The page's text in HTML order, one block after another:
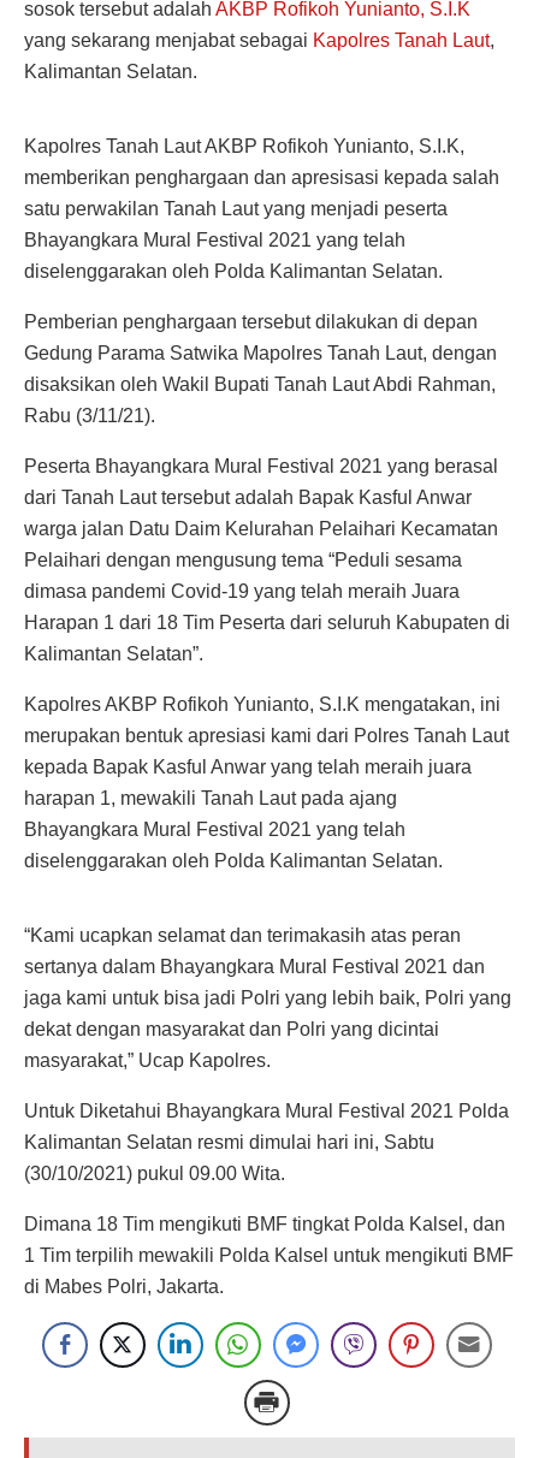
sosok tersebut adalah AKBP Rofikoh Yunianto, S.I.K
yang sekarang menjabat sebagai Kapolres Tanah Laut,
Kalimantan Selatan.
Kapolres Tanah Laut AKBP Rofikoh Yunianto, S.I.K,
memberikan penghargaan dan apresisasi kepada salah
satu perwakilan Tanah Laut yang menjadi peserta
Bhayangkara Mural Festival 2021 yang telah
diselenggarakan oleh Polda Kalimantan Selatan.
Pemberian penghargaan tersebut dilakukan di depan
Gedung Parama Satwika Mapolres Tanah Laut, dengan
disaksikan oleh Wakil Bupati Tanah Laut Abdi Rahman,
Rabu (3/11/21).
Peserta Bhayangkara Mural Festival 2021 yang berasal
dari Tanah Laut tersebut adalah Bapak Kasful Anwar
warga jalan Datu Daim Kelurahan Pelaihari Kecamatan
Pelaihari dengan mengusung tema “Peduli sesama
dimasa pandemi Covid-19 yang telah meraih Juara
Harapan 1 dari 18 Tim Peserta dari seluruh Kabupaten di
Kalimantan Selatan”.
Kapolres AKBP Rofikoh Yunianto, S.I.K mengatakan, ini
merupakan bentuk apresiasi kami dari Polres Tanah Laut
kepada Bapak Kasful Anwar yang telah meraih juara
harapan 1, mewakili Tanah Laut pada ajang
Bhayangkara Mural Festival 2021 yang telah
diselenggarakan oleh Polda Kalimantan Selatan.
“Kami ucapkan selamat dan terimakasih atas peran
sertanya dalam Bhayangkara Mural Festival 2021 dan
jaga kami untuk bisa jadi Polri yang lebih baik, Polri yang
dekat dengan masyarakat dan Polri yang dicintai
masyarakat,” Ucap Kapolres.
Untuk Diketahui Bhayangkara Mural Festival 2021 Polda
Kalimantan Selatan resmi dimulai hari ini, Sabtu
(30/10/2021) pukul 09.00 Wita.
Dimana 18 Tim mengikuti BMF tingkat Polda Kalsel, dan
1 Tim terpilih mewakili Polda Kalsel untuk mengikuti BMF
di Mabes Polri, Jakarta.